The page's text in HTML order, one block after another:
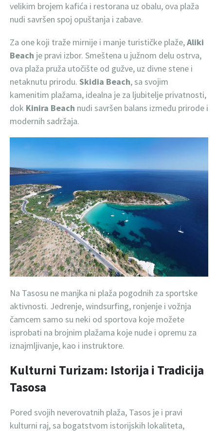
velikim brojem kafića i restorana uz obalu, ova plaža
nudi savršen spoj opuštanja i zabave.
Za one koji traže mirnije i manje turističke plaže,Aliki
Beach je pravi izbor. Smeštena u južnom delu ostrva,
ova plaža pruža utočište od gužve, uz divne stene i
netaknutu prirodu. Skidia Beach, sa svojim
kamenitim plažama, idealna je za ljubitelje privatnosti,
dok Kinira Beach nudi savršen balans između prirode i
modernih sadržaja.
Na Tasosu ne manjka ni plaža pogodnih za sportske
aktivnosti. Jedrenje, windsurfing, ronjenje i vožnja
čamcem samo su neki od sportova koje možete
isprobati na brojnim plažama koje nude i opremu za
iznajmljivanje, kao i instruktore.
Kulturni Turizam: Istorija i Tradicija
Tasosa
Pored svojih neverovatnih plaža, Tasos je i pravi
kulturni raj, sa bogatstvom istorijskih lokaliteta,